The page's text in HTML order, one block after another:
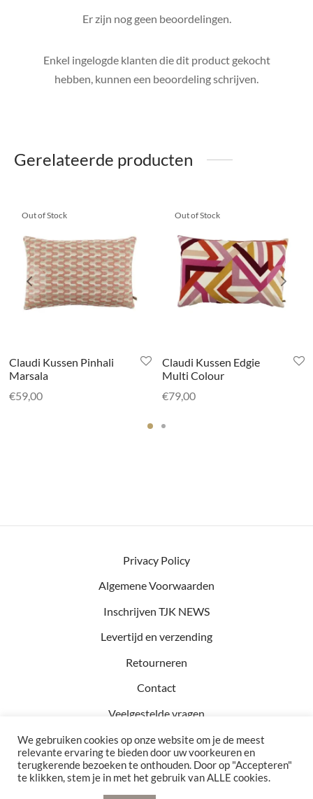
Er zijn nog geen beoordelingen.
Enkel ingelogde klanten die dit product gekocht
hebben, kunnen een beoordeling schrijven.
Gerelateerde producten
Out of Stock
Claudi Kussen Pinhali
Marsala
€59,00
Out of Stock
Claudi Kussen Edgie
Multi Colour
€79,00
Privacy Policy
Algemene Voorwaarden
Inschrijven TJK NEWS
Levertijd en verzending
Retourneren
Contact
Veelgestelde vragen
Kvk: 81457782
BTW: NL002990154B76
We gebruiken cookies op onze website om je de meest
relevante ervaring te bieden door uw voorkeuren en
terugkerende bezoeken te onthouden. Door op "Accepteren"
te klikken, stem je in met het gebruik van ALLE cookies.